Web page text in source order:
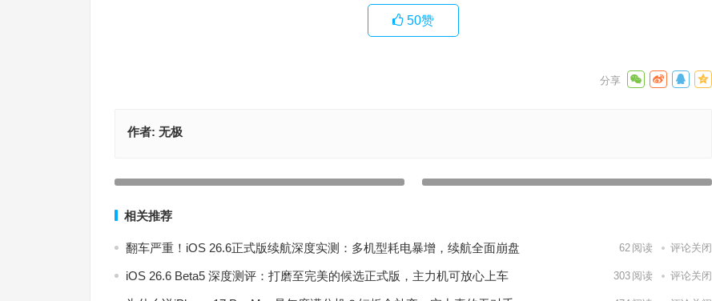
50赞
作者: 无极
相关推荐
翻车严重！iOS 26.6正式版续航深度实测：多机型耗电暴增，续航全面崩盘 62 阅读 评论关闭
iOS 26.6 Beta5 深度测评：打磨至完美的候选正式版，主力机可放心上车 303 阅读 评论关闭